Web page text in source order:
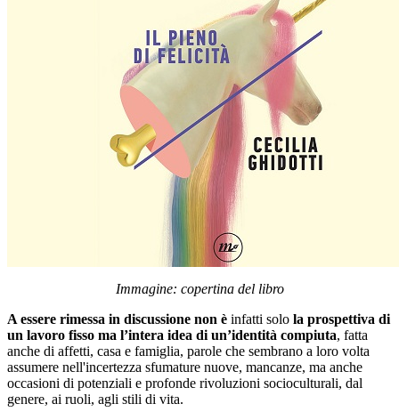
Immagine: copertina del libro
A essere rimessa in discussione non è infatti solo la prospettiva di
un lavoro fisso ma l’intera idea di un’identità compiuta, fatta
anche di affetti, casa e famiglia, parole che sembrano a loro volta
assumere nell'incertezza sfumature nuove, mancanze, ma anche
occasioni di potenziali e profonde rivoluzioni socioculturali, dal
genere, ai ruoli, agli stili di vita.